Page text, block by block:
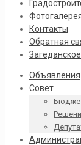
Контакты
Обратная
Объявления
Совет